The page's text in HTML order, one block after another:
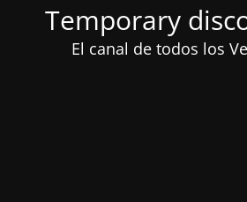
Temporary
El canal de todos los